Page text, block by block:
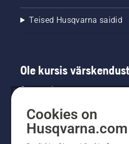
Teised Husqvarna saidid
Ole kursis
Saa uusimat teavet uute
saamiseks siin.
Cookies on
Husqvarna.com